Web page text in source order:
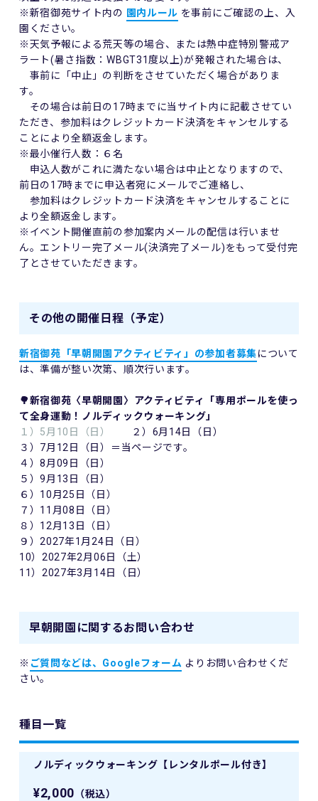
※新宿御苑サイト内の 園内ルール を事前にご確認の上、入
園ください。
※天気予報による荒天等の場合、または熱中症特別警戒ア
ラート(暑さ指数：WBGT31度以上)が発報された場合は、
事前に「中止」の判断をさせていただく場合がありま
す。
その場合は前日の17時までに当サイト内に記載させてい
ただき、参加料はクレジットカード決済をキャンセルする
ことにより全額返金します。
※最小催行人数：６名
申込人数がこれに満たない場合は中止となりますので、
前日の17時までに申込者宛にメールでご連絡し、
参加料はクレジットカード決済をキャンセルすることに
より全額返金します。
※イベント開催直前の参加案内メールの配信は行いませ
ん。エントリー完了メール(決済完了メール)をもって受付完
了とさせていただきます。
その他の開催日程（予定）
新宿御苑「早朝開園アクティビティ」の参加者募集について
は、準備が整い次第、順次行います。
🌳新宿御苑〈早朝開園〉アクティビティ「専用ポールを使っ
て全身運動！ノルディックウォーキング」
１）5月10日（日）
２）6月14日（日）
３）7月12日（日）＝当ページです。
４）8月09日（日）
５）9月13日（日）
６）10月25日（日）
７）11月08日（日）
８）12月13日（日）
９）2027年1月24日（日）
10）2027年2月06日（土）
11）2027年3月14日（日）
早朝開園に関するお問い合わせ
※ ご質問などは、Googleフォーム よりお問い合わせくだ
さい。
種目一覧
ノルディックウォーキング【レンタルポール付き】
¥2,000 （税込）